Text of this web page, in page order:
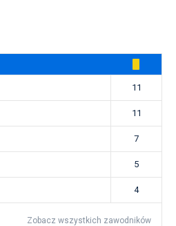
11
11
7
5
4
Zobacz wszystkich zawodników